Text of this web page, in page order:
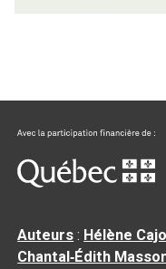
Auteurs : Hélène
Chantal‑Édith